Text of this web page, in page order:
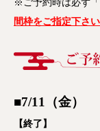
※ご予約時は必ず
間枠をご指定下さい
■7/11（金）
【終了】